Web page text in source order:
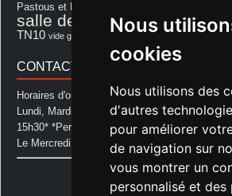
Nous
cookies
Nous utilisons des
d'autres
pour améliorer
de navigation sur
vous montrer un
personnalisé et des
Pastous et Pastourettes
salle des fêtes salle des fêtes
TN10 vide grenier Voeux école
CONTACT MAIRIE
Horaires d'ouverture de la Mairie:
Lundi, Mardi, Jeudi et Vendredi : de 08h00 à
15h30* *Permanence téléphonique jusqu'à
Le Mercredi : de 08h00 à 11h00
Mairie d'Aurice
14 Avenue des